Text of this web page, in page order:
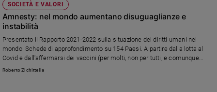
SOCIETÀ E VALORI
Amnesty: nel mondo aumentano disuguaglianze e
instabilità
Presentato il Rapporto 2021-2022 sulla situazione dei diritti umani nel
mondo. Schede di approfondimento su 154 Paesi. A partire dalla lotta al
Covid e dall'affermarsi dei vaccini (per molti, non per tutti, e comunque
business per pochi) denunciati slogan vuoti, false promesse e nuove norme
Roberto Zichittella